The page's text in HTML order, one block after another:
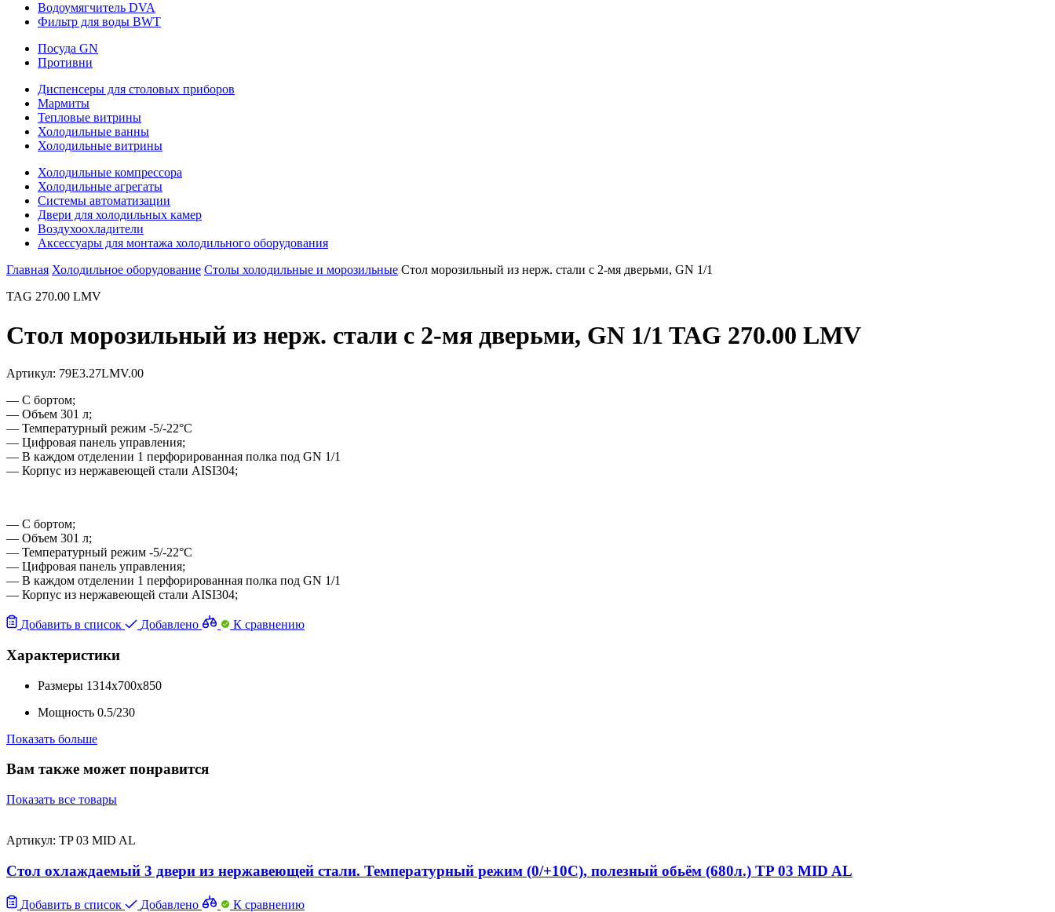
Водоумягчитель DVA
Фильтр для воды BWT
Посуда GN
Противни
Диспенсеры для столовых приборов
Мармиты
Тепловые витрины
Холодильные ванны
Холодильные витрины
Холодильные компрессора
Холодильные агрегаты
Системы автоматизации
Двери для холодильных камер
Воздухоохладители
Аксессуары для монтажа холодильного оборудования
Главная Холодильное оборудование Столы холодильные и морозильные Стол морозильный из нерж. стали с 2-мя дверьми, GN 1/1
TAG 270.00 LMV
Стол морозильный из нерж. стали с 2-мя дверьми, GN 1/1 TAG 270.00 LMV
Артикул: 79E3.27LMV.00
— С бортом;
— Объем 301 л;
— Температурный режим -5/-22°С
— Цифровая панель управления;
— В каждом отделении 1 перфорированная полка под GN 1/1
— Корпус из нержавеющей стали AISI304;
— С бортом;
— Объем 301 л;
— Температурный режим -5/-22°С
— Цифровая панель управления;
— В каждом отделении 1 перфорированная полка под GN 1/1
— Корпус из нержавеющей стали AISI304;
Добавить в список Добавлено К сравнению
Характеристики
Размеры 1314x700x850
Мощность 0.5/230
Показать больше
Вам также может понравится
Показать все товары
Артикул: TP 03 MID AL
Стол охлаждаемый 3 двери из нержавеющей стали. Температурный режим (0/+10C), полезный обьём (680л.) TP 03 MID AL
Добавить в список Добавлено К сравнению